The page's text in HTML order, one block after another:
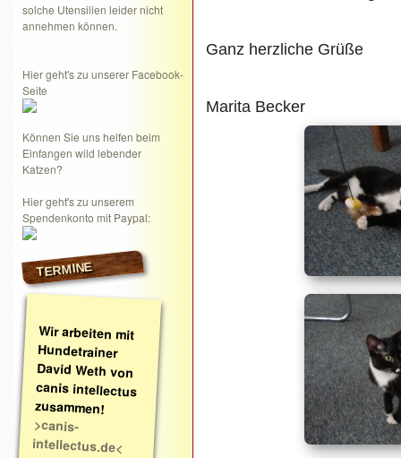
solche Utensilien leider nicht
annehmen können.
Hier geht's zu unserer Facebook-
Seite
Können Sie uns helfen beim
Einfangen wild lebender
Katzen?
Hier geht's zu unserem
Spendenkonto mit Paypal:
TERMINE
Wir arbeiten mit
Hundetrainer
David Weth von
canis intellectus
zusammen!
>canis-
intellectus.de<
Ganz herzliche Grüße
Marita Becker